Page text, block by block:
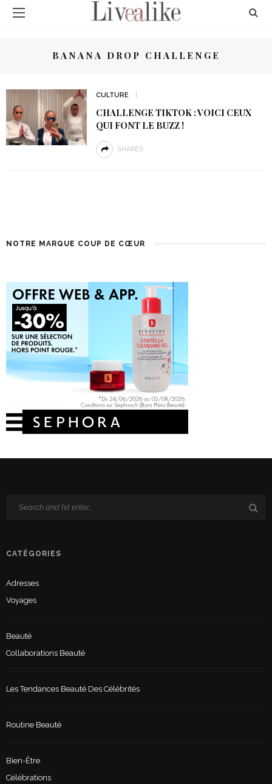
BANANA DROP CHALLENGE
CULTURE
CHALLENGE TIKTOK : VOICI CEUX
QUI FONT LE BUZZ !
SHARES
NOTRE MARQUE COUP DE CŒUR
CATÉGORIES
Adresses
Voyages
Beauté
Collaborations Beauté
Les Tendances Beauté Des Célébrités
Routine Beauté
Bien-Être
Célébrations